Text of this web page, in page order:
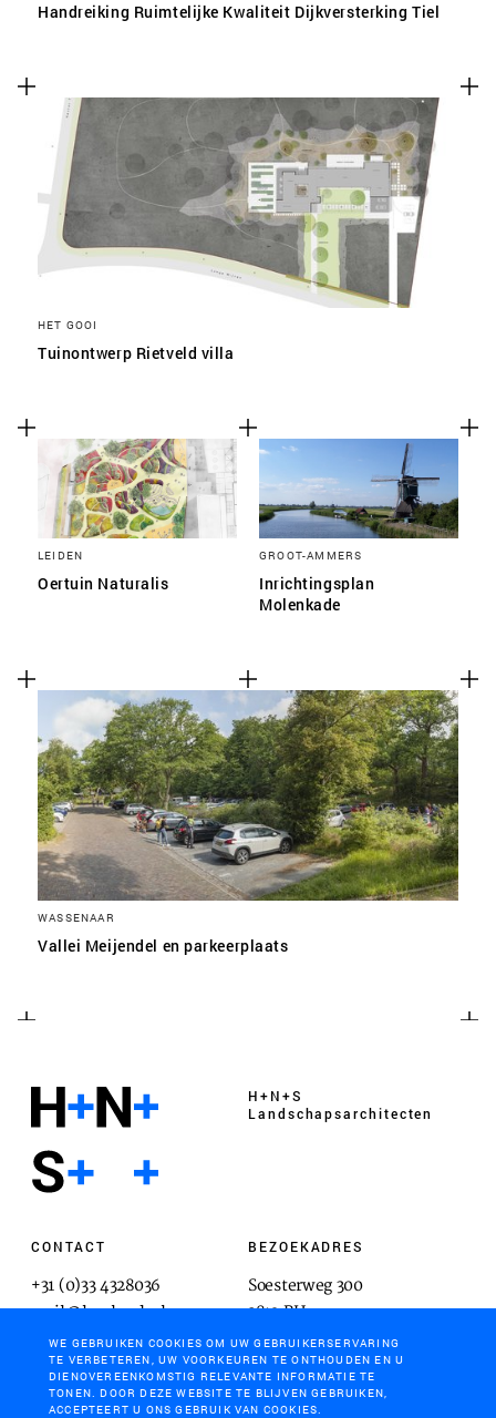
Handreiking Ruimtelijke Kwaliteit Dijkversterking Tiel
HET GOOI
Tuinontwerp Rietveld villa
LEIDEN
Oertuin Naturalis
GROOT-AMMERS
Inrichtingsplan
Molenkade
WASSENAAR
Vallei Meijendel en parkeerplaats
H+N+S
Landschaps­architecten
CONTACT
+31 (0)33 4328036
mail@hnsland.nl
BEZOEKADRES
Soesterweg 300
3812 BH
Amersfoort
POSTADRES
WE GEBRUIKEN COOKIES OM UW GEBRUIKERSERVARING
TE VERBETEREN, UW VOORKEUREN TE ONTHOUDEN EN U
DIENOVEREENKOMSTIG RELEVANTE INFORMATIE TE
TONEN. DOOR DEZE WEBSITE TE BLIJVEN GEBRUIKEN,
ACCEPTEERT U ONS GEBRUIK VAN COOKIES.